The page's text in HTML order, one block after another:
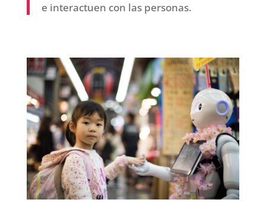
e interactuen con las personas.